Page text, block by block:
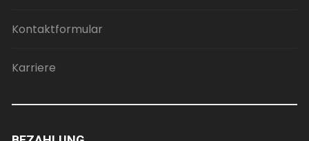
Kontaktformular
Karriere